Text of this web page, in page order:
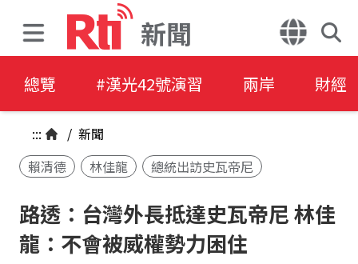
新聞
總覽 #漢光42號演習 兩岸 財經
::: / 新聞
賴清德
林佳龍 總統出訪史瓦帝尼
路透：台灣外長抵達史瓦帝尼 林佳
龍：不會被威權勢力困住